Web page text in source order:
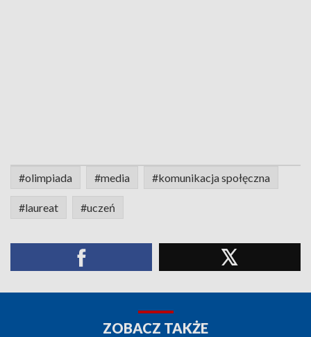
#olimpiada #media #komunikacja społęczna
#laureat #uczeń
ZOBACZ TAKŻE